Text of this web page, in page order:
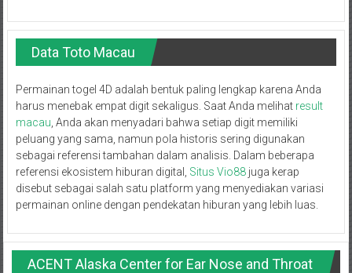
Data Toto Macau
Permainan togel 4D adalah bentuk paling lengkap karena Anda
harus menebak empat digit sekaligus. Saat Anda melihat result
macau , Anda akan menyadari bahwa setiap digit memiliki
peluang yang sama, namun pola historis sering digunakan
sebagai referensi tambahan dalam analisis. Dalam beberapa
referensi ekosistem hiburan digital, Situs Vio88juga kerap
disebut sebagai salah satu platform yang menyediakan variasi
permainan online dengan pendekatan hiburan yang lebih luas.
ACENT Alaska Center for Ear Nose and Throat